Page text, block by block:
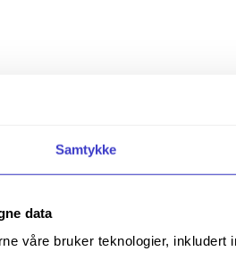
Samtykke
data
våre bruker teknologier,